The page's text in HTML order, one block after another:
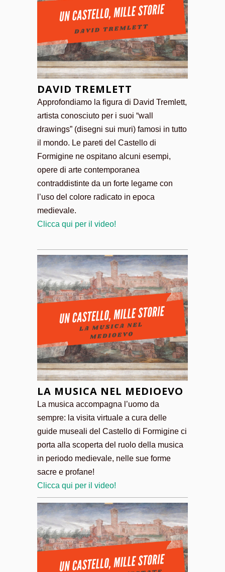
DAVID TREMLETT
Approfondiamo la figura di David Tremlett,
artista conosciuto per i suoi “wall
drawings” (disegni sui muri) famosi in tutto
il mondo. Le pareti del Castello di
Formigine ne ospitano alcuni esempi,
opere di arte contemporanea
contraddistinte da un forte legame con
l’uso del colore radicato in epoca
medievale.
Clicca qui per il video!
LA MUSICA NEL MEDIOEVO
La musica accompagna l’uomo da
sempre: la visita virtuale a cura delle
guide museali del Castello di Formigine ci
porta alla scoperta del ruolo della musica
in periodo medievale, nelle sue forme
sacre e profane!
Clicca qui per il video!